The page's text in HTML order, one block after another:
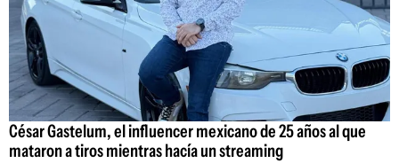
César Gastelum, el influencer mexicano de 25 años al que
mataron a tiros mientras hacía un streaming